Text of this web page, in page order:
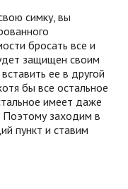
симку, вы
бросать все и
защищен своим
ее в другой
бы все остальное
имеет даже
Поэтому заходим в
пункт и ставим